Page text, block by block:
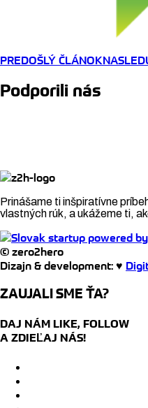
PREDOŠLÝ ČLÁNOK
Podporili nás
Prinášame ti inšpiratívne
vlastných rúk, a ukážeme ti,
© zero2hero
Dizajn & development: ♥
ZAUJALI SME ŤA?
DAJ NÁM LIKE, FOLLOW
A ZDIEĽAJ NÁS!